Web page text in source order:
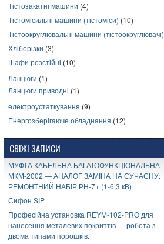
Тістозакатні машини (4)
Тістомісильні машини (тістоміси) (10)
Тістоокруглювальні машини (тістоокруглювачі)
Хліборізки (3)
Шафи розстійні (10)
Ланцюги (1)
Ланцюги приводні (1)
електроустаткування (9)
Енергозберігаюче обладнання (12)
СВІЖІ ЗАПИСИ
МУФТА КАБЕЛЬНА БАГАТОФУНКЦІОНАЛЬНА
МКМ-2002 — АНАЛОГ ЗАМІНА НА СУЧАСНУ:
РЕМОНТНИЙ НАБІР РН-7+ (1-6,3 кВ)
Сифон SIP
Професійна установка REYM-102-PRO для
нанесення металевих покриттів — робота з
двома типами порошків.